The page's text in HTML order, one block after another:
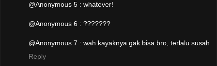
@Anonymous 5 : whatever!
@Anonymous 6 : ???????
@Anonymous 7 : wah kayaknya gak bisa bro, terlalu susah
Reply